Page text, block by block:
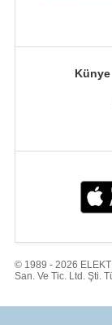
Künye
© 1989 - 2026
San. Ve Tic. Ltd. Şti.